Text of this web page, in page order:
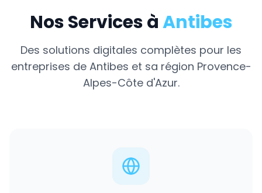
Nos Services àAntibes
Des solutions digitales complètes pour les
entreprises de Antibes et sa région Provence-
Alpes-Côte d'Azur.